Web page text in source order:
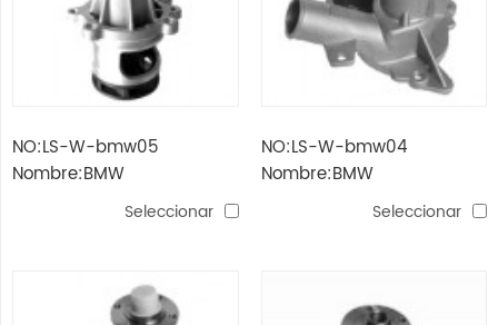
NO:LS-W-bmw05
Nombre:BMW
Seleccionar
NO:LS-W-bmw04
Nombre:BMW
Seleccionar